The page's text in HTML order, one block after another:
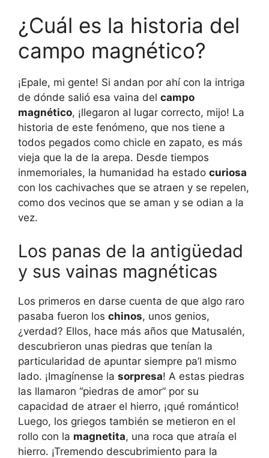
¿Cuál es la historia del
campo magnético?
¡Epale, mi gente! Si andan por ahí con la intriga
de dónde salió esa vaina del campo
magnético, ¡llegaron al lugar correcto, mijo! La
historia de este fenómeno, que nos tiene a
todos pegados como chicle en zapato, es más
vieja que la de la arepa. Desde tiempos
inmemoriales, la humanidad ha estado curiosa
con los cachivaches que se atraen y se repelen,
como dos vecinos que se aman y se odian a la
vez.
Los panas de la antigüedad
y sus vainas magnéticas
Los primeros en darse cuenta de que algo raro
pasaba fueron los chinos, unos genios,
¿verdad? Ellos, hace más años que Matusalén,
descubrieron unas piedras que tenían la
particularidad de apuntar siempre pa’l mismo
lado. ¡Imagínense la sorpresa! A estas piedras
las llamaron “piedras de amor” por su
capacidad de atraer el hierro, ¡qué romántico!
Luego, los griegos también se metieron en el
rollo con la magnetita, una roca que atraía el
hierro. ¡Tremendo descubrimiento para la